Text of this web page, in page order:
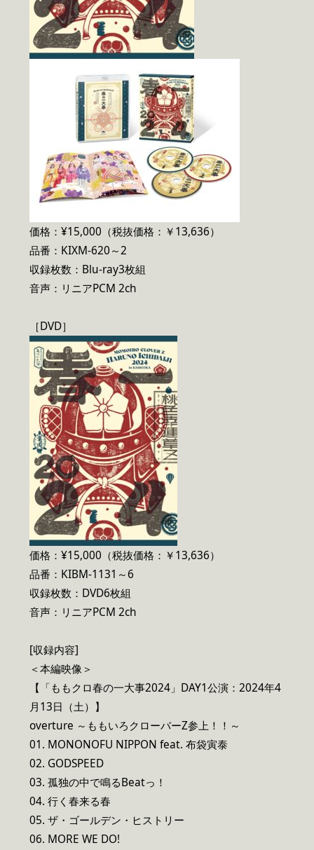
価格：¥15,000（税抜価格：￥13,636）
品番：KIXM-620～2
収録枚数：Blu-ray3枚組
音声：リニアPCM 2ch
［DVD］
価格：¥15,000（税抜価格：￥13,636）
品番：KIBM-1131～6
収録枚数：DVD6枚組
音声：リニアPCM 2ch
[収録内容]
＜本編映像＞
【「ももクロ春の一大事2024」DAY1公演：2024年4
月13日（土）】
overture ～ももいろクローバーZ参上！！～
01. MONONOFU NIPPON feat. 布袋寅泰
02. GODSPEED
03. 孤独の中で鳴るBeatっ！
04. 行く春来る春
05. ザ・ゴールデン・ヒストリー
06. MORE WE DO!